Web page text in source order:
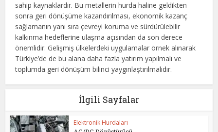
sahip kaynaklardır. Bu metallerin hurda haline geldikten
sonra geri dönüşüme kazandırılması, ekonomik kazanç
sağlamanın yanı sıra çevreyi koruma ve sürdürülebilir
kalkınma hedeflerine ulaşma açısından da son derece
önemlidir. Gelişmiş ülkelerdeki uygulamalar örnek alınarak
Türkiye’de de bu alana daha fazla yatırım yapılmalı ve
toplumda geri dönüşüm bilinci yaygınlaştırılmalıdır.
İlgili Sayfalar
Elektronik Hurdaları